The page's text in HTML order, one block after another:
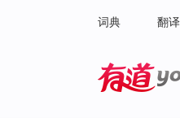
词典 翻译